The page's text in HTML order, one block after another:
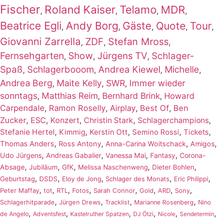
Fischer, Roland Kaiser, Telamo, MDR,
Beatrice Egli, Andy Borg, Gäste, Quote, Tour,
Giovanni Zarrella, ZDF, Stefan Mross,
Fernsehgarten, Show, Jürgens TV, Schlager-
Spaß, Schlagerbooom, Andrea Kiewel, Michelle,
Andrea Berg, Maite Kelly, SWR, Immer wieder
sonntags, Matthias Reim, Bernhard Brink, Howard
Carpendale, Ramon Roselly, Airplay, Best Of, Ben
Zucker, ESC, Konzert, Christin Stark, Schlagerchampions,
Stefanie Hertel, Kimmig, Kerstin Ott, Semino Rossi, Tickets,
Thomas Anders, Ross Antony, Anna-Carina Woitschack, Amigos,
Udo Jürgens, Andreas Gabalier, Vanessa Mai, Fantasy, Corona-
Absage, Jubiläum, GfK, Melissa Naschenweng, Dieter Bohlen,
Geburtstag, DSDS, Eloy de Jong, Schlager des Monats, Eric Philippi,
Peter Maffay, tot, RTL , Fotos, Sarah Connor, Gold, ARD, Sony,
Schlagerhitparade, Jürgen Drews, Tracklist, Marianne Rosenberg, Nino
de Angelo, Adventsfest, Kastelruther Spatzen, DJ Ötzi, Nicole, Sendetermin,